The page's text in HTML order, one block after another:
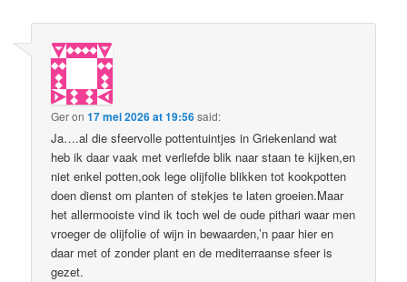
Geron17 mei 2026 at 19:56said:
Ja….al die sfeervolle pottentuintjes in Griekenland wat
heb ik daar vaak met verliefde blik naar staan te kijken,en
niet enkel potten,ook lege olijfolie blikken tot kookpotten
doen dienst om planten of stekjes te laten groeien.Maar
het allermooiste vind ik toch wel de oude pithari waar men
vroeger de olijfolie of wijn in bewaarden,’n paar hier en
daar met of zonder plant en de mediterraanse sfeer is
gezet.